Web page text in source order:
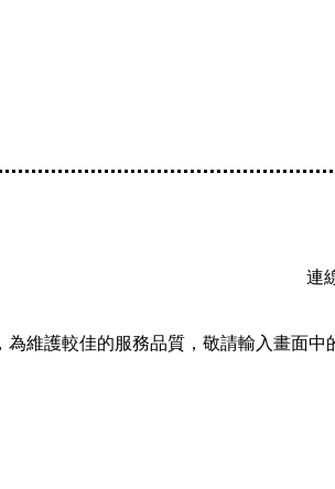
連
維護較佳的服務品質，敬請輸入畫面中